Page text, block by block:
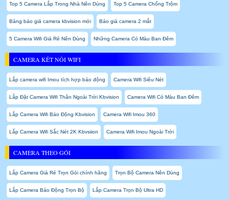
Top 5 Camera Lắp Trong Nhà Nên Dùng Top 5 Camera Chống Trộm
Bảng báo giá camera kbvision mới Báo giá camera 2 mắt
5 Camera Wifi Giá Rẻ Nên Dùng Những Camera Có Màu Ban Đêm
CAMERA KẾT NỐI WIFI
Lắp camera wifi Imou tích hợp báo động Camera Wifi Siêu Nét
Lắp Đặt Camera Wifi Thân Ngoài Trời Kbvision Camera Wifi Có Màu Ban Đêm
Lắp Camera Wifi Báo Động Kbvision Camera Wifi Imou 360
Lắp Camera Wifi Sắc Nét 2K Kbvsiion Camera Wifi Imou Ngoài Trời
CAMERA THEO GÓI
Lắp Camera Giá Rẻ Trọn Gói chính hãng Trọn Bộ Camera Nên Dùng
Lắp Camera Báo Động Trọn Bộ Lắp Camera Trọn Bộ Ultra HD